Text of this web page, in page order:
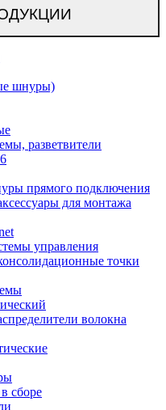
шнуры)
разветвители
прямого подключения
для монтажа
управления
точки
волокна
сборе